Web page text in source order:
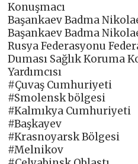
Konuşmacı
Başankaev Badma
Başankaev Badma
Rusya Federasyonu
Duması Sağlık Koruma
Yardımcısı
#Çuvaş Cumhuriyeti
#Smolensk bölgesi
#Kalmıkya Cumhuriyeti
#Başkayev
#Krasnoyarsk Bölgesi
#Melnikov